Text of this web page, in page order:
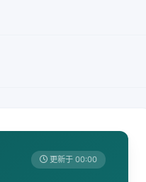
更新于 00:00